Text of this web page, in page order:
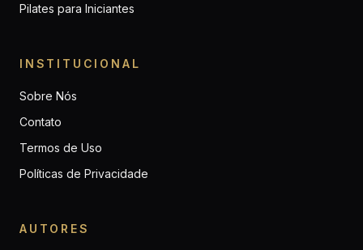
Pilates para Iniciantes
INSTITUCIONAL
Sobre Nós
Contato
Termos de Uso
Políticas de Privacidade
AUTORES